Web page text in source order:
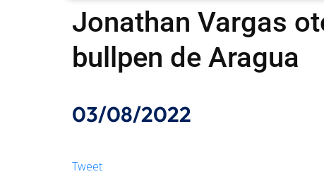
Jonathan Vargas
bullpen de Aragua
03/08/2022
Tweet